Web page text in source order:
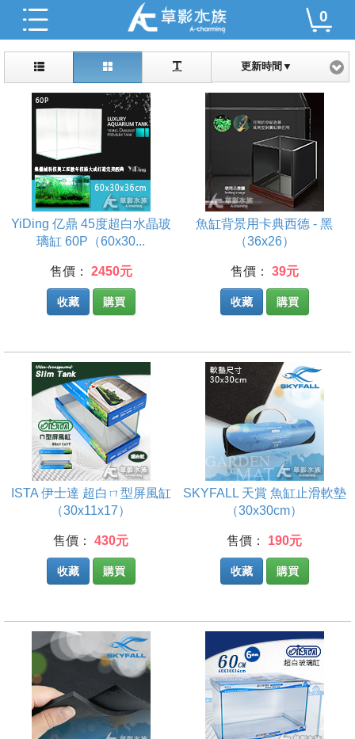
0
更新時間▼
YiDing 亿鼎 45度超白水晶玻
璃缸 60P（60x30...
售價： 2450元
收藏 購買
魚缸背景用卡典西德 - 黑
（36x26）
售價： 39元
收藏 購買
ISTA 伊士達 超白ㄇ型屏風缸
（30x11x17）
售價： 430元
收藏 購買
SKYFALL 天賞 魚缸止滑軟墊
（30x30cm）
售價： 190元
收藏 購買